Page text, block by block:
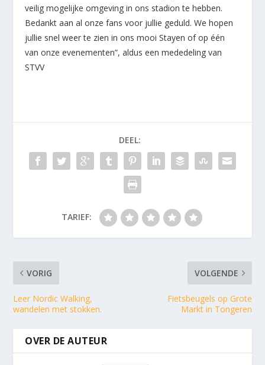
veilig mogelijke omgeving in ons stadion te hebben.
Bedankt aan al onze fans voor jullie geduld. We hopen
jullie snel weer te zien in ons mooi Stayen of op één
van onze evenementen”, aldus een mededeling van
STVV
DEEL:
TARIEF:
VORIG
Leer Nordic Walking,
wandelen met stokken.
VOLGENDE
Fietsbeugels op Grote
Markt in Tongeren
OVER DE AUTEUR